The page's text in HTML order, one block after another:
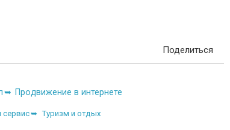
Поделиться
Продвижение в интернете
сервис Туризм и отдых